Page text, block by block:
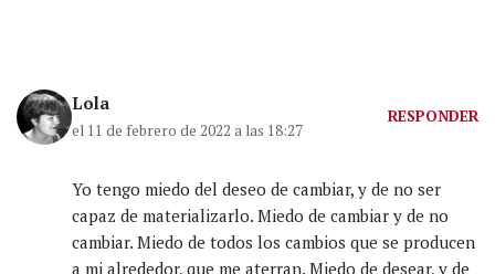
Lola
el 11 de febrero de 2022 a las 18:27
RESPONDER
Yo tengo miedo del deseo de cambiar, y de no ser
capaz de materializarlo. Miedo de cambiar y de no
cambiar. Miedo de todos los cambios que se producen
a mi alrededor, que me aterran. Miedo de desear, y de